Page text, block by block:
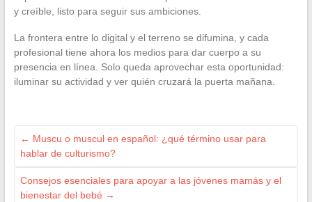
y creíble, listo para seguir sus ambiciones.
La frontera entre lo digital y el terreno se difumina, y cada
profesional tiene ahora los medios para dar cuerpo a su
presencia en línea. Solo queda aprovechar esta oportunidad:
iluminar su actividad y ver quién cruzará la puerta mañana.
← Muscu o muscul en español: ¿qué término usar para
hablar de culturismo?
Consejos esenciales para apoyar a las jóvenes mamás y el
bienestar del bebé →